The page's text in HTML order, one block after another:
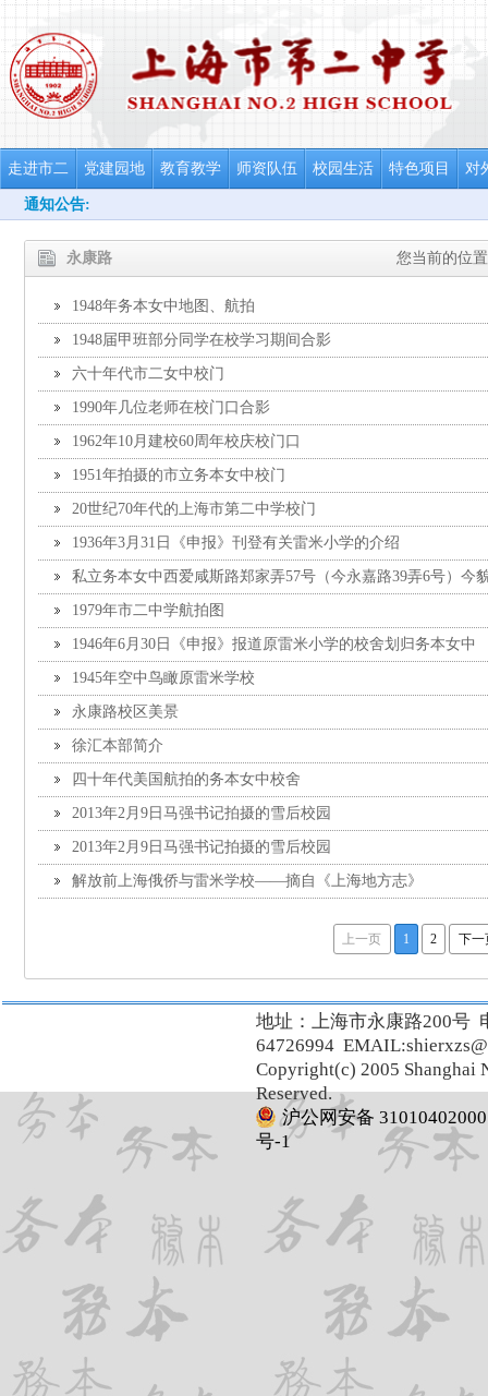
走进市二 党建园地 教育教学 师资队伍 校园生活 特色项目 对
通知公告:
您当前的位
永康路
1948年务本女中地图、航拍
1948届甲班部分同学在校学习期间合影
六十年代市二女中校门
1990年几位老师在校门口合影
1962年10月建校60周年校庆校门口
1951年拍摄的市立务本女中校门
20世纪70年代的上海市第二中学校门
1936年3月31日《申报》刊登有关雷米小学的介绍
私立务本女中西爱咸斯路郑家弄57号（今永嘉路39弄6号）今
1979年市二中学航拍图
1946年6月30日《申报》报道原雷米小学的校舍划归务本女中
1945年空中鸟瞰原雷米学校
永康路校区美景
徐汇本部简介
四十年代美国航拍的务本女中校舍
2013年2月9日马强书记拍摄的雪后校园
2013年2月9日马强书记拍摄的雪后校园
解放前上海俄侨与雷米学校——摘自《上海地方志》
上一页 1 2 下一
地址：上海市永康路200号
64726994
Copyright(c) 2005 Shanghai
Reserved.
沪公网安备
号-1